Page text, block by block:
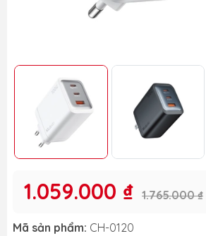
1.059.000 ₫ 1.765.000 ₫
Mã sản phẩm: CH-0120